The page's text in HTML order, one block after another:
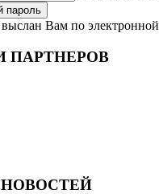
выслан Вам по
ПАРТНЕРОВ